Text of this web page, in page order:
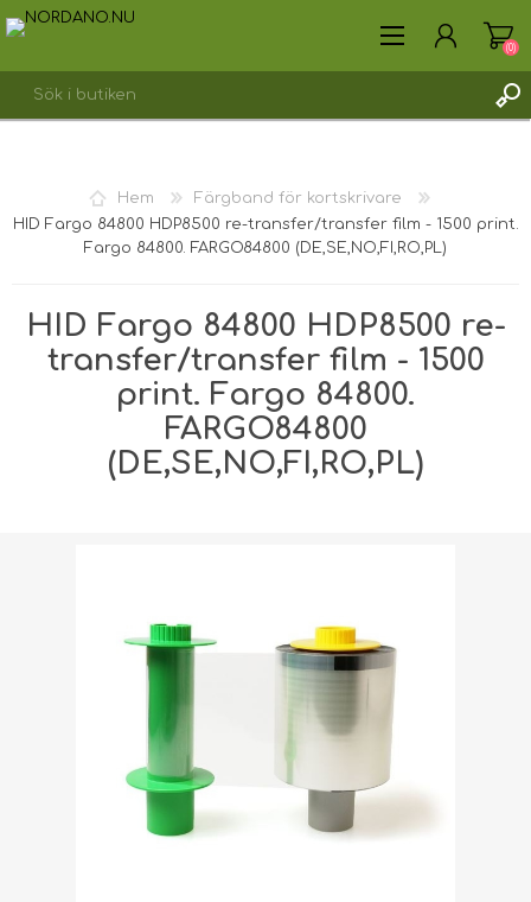
SKAPA KONTO
LOGGA IN
(0)
Hem
Färgband för kortskrivare
HID Fargo 84800 HDP8500 re-transfer/transfer film - 1500 print.
Fargo 84800. FARGO84800 (DE,SE,NO,FI,RO,PL)
HID Fargo 84800 HDP8500 re-
transfer/transfer film - 1500
print. Fargo 84800.
FARGO84800
(DE,SE,NO,FI,RO,PL)